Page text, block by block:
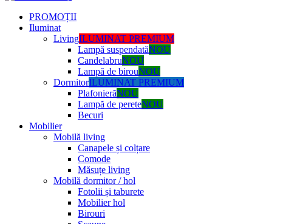
PROMOȚII
Iluminat
LivingILUMINAT PREMIUM
Lampă suspendatăNOU
CandelabruNOU
Lampă de birouNOU
DormitorILUMINAT PREMIUM
PlafonierăNOU
Lampă de pereteNOU
Becuri
Mobilier
Mobilă living
Canapele și colțare
Comode
Măsuțe living
Mobilă dormitor / hol
Fotolii și taburete
Mobilier hol
Birouri